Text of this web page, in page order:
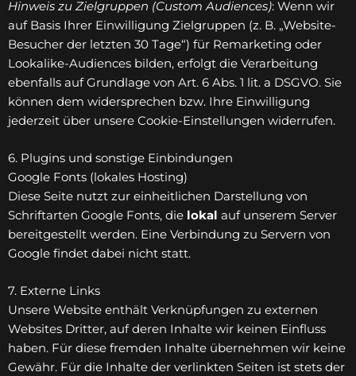
Hinweis zu Zielgruppen (Custom Audiences): Wenn wir
auf Basis Ihrer Einwilligung Zielgruppen (z. B. „Website-
Besucher der letzten 30 Tage“) für Remarketing oder
Lookalike-Audiences bilden, erfolgt die Verarbeitung
ebenfalls auf Grundlage von Art. 6 Abs. 1 lit. a DSGVO. Sie
können dem widersprechen bzw. Ihre Einwilligung
jederzeit über unsere Cookie-Einstellungen widerrufen.
6. Plugins und sonstige Einbindungen
Google Fonts (lokales Hosting)
Diese Seite nutzt zur einheitlichen Darstellung von
Schriftarten Google Fonts, die lokal auf unserem Server
bereitgestellt werden. Eine Verbindung zu Servern von
Google findet dabei nicht statt.
7. Externe Links
Unsere Website enthält Verknüpfungen zu externen
Websites Dritter, auf deren Inhalte wir keinen Einfluss
haben. Für diese fremden Inhalte übernehmen wir keine
Gewähr. Für die Inhalte der verlinkten Seiten ist stets der